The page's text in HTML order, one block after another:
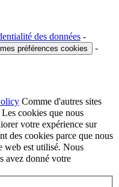
des données -
préférences cookies
-
Comme d'autres sites
cookies que nous
votre expérience sur
des cookies parce que nous
web est utilisé. Nous
avez donné votre